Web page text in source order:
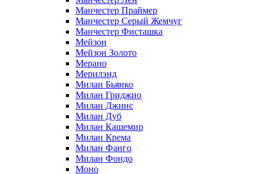
Манчестер Праймер
Манчестер Серый Жемчуг
Манчестер Фисташка
Мейзон
Мейзон Золото
Мерано
Мерилэнд
Милан Бьянко
Милан Гриджио
Милан Джинс
Милан Дуб
Милан Кашемир
Милан Крема
Милан Фанго
Милан Фондо
Моно